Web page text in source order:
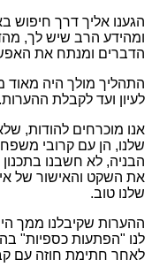
הגענו אליך דרך חיפוש
ומהידע הרב שיש לך,
הדברים ומנתח את
התהליך מולך היה
לעיון ועד לקבלת ההערות.
אנו מוכרחים להודות,
שלנו, הן עם קרובי
הבניה, לא חשבנו
את השקט והאישור של
שלנו טוב.
ההערות שקיבלנו ממך
לנו "הפתעות כספיות"
לאחר חתימת חוזה עם